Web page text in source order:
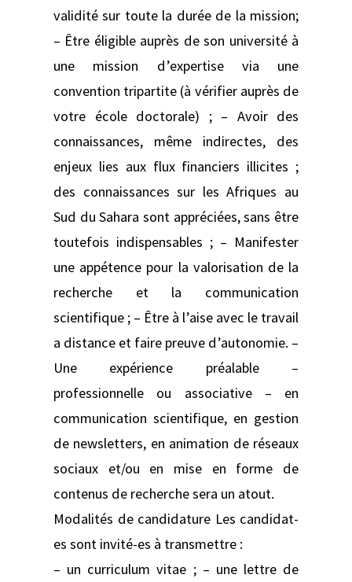
validité sur toute la durée de la mission;
– Être éligible auprès de son université à
une mission d’expertise via une
convention tripartite (à vérifier auprès de
votre école doctorale) ; – Avoir des
connaissances, même indirectes, des
enjeux lies aux flux financiers illicites ;
des connaissances sur les Afriques au
Sud du Sahara sont appréciées, sans être
toutefois indispensables ; – Manifester
une appétence pour la valorisation de la
recherche et la communication
scientifique ; – Être à l’aise avec le travail
a distance et faire preuve d’autonomie. –
Une expérience préalable –
professionnelle ou associative – en
communication scientifique, en gestion
de newsletters, en animation de réseaux
sociaux et/ou en mise en forme de
contenus de recherche sera un atout.
Modalités de candidature Les candidat-
es sont invité-es à transmettre :
– un curriculum vitae ; – une lettre de